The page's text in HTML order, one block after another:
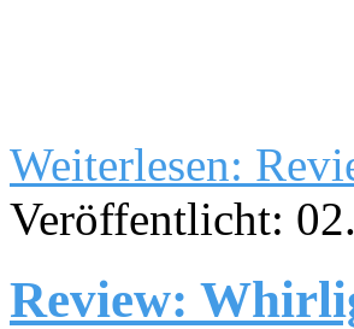
Weiterlesen:
Veröffentlicht:
Review: